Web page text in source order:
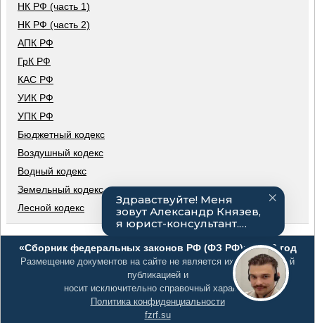
НК РФ (часть 1)
НК РФ (часть 2)
АПК РФ
ГрК РФ
КАС РФ
УИК РФ
УПК РФ
Бюджетный кодекс
Воздушный кодекс
Водный кодекс
Земельный кодекс
Лесной кодекс
«Сборник федеральных законов РФ (ФЗ РФ)», 2026 год
Размещение документов на сайте не является их официальной
публикацией и
носит исключительно справочный характер
Политика конфиденциальности
fzrf.su